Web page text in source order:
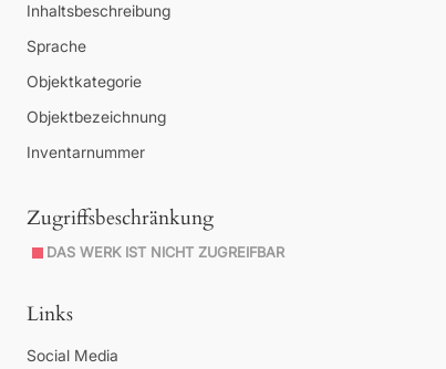
Inhaltsbeschreibung
Sprache
Objektkategorie
Objektbezeichnung
Inventarnummer
Zugriffsbeschränkung
DAS WERK IST NICHT ZUGREIFBAR
Links
Social Media